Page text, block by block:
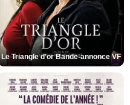
Le Triangle d'or Bande-annonce VF